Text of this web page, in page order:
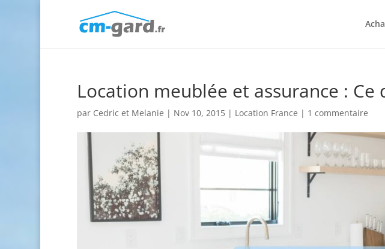
Location meublée et assurance : Ce
par Cedric et Melanie | Nov 10, 2015| Location France | 1 commentaire